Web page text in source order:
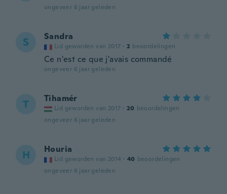
ongeveer 6 jaar geleden
S Sandra
Lid geworden van 2017 · 2 beoordelingen
Ce n'est ce que j'avais commandé
ongeveer 6 jaar geleden
T Tihamér
Lid geworden van 2017 · 20 beoordelingen
ongeveer 6 jaar geleden
H Houria
Lid geworden van 2014 · 40 beoordelingen
ongeveer 6 jaar geleden